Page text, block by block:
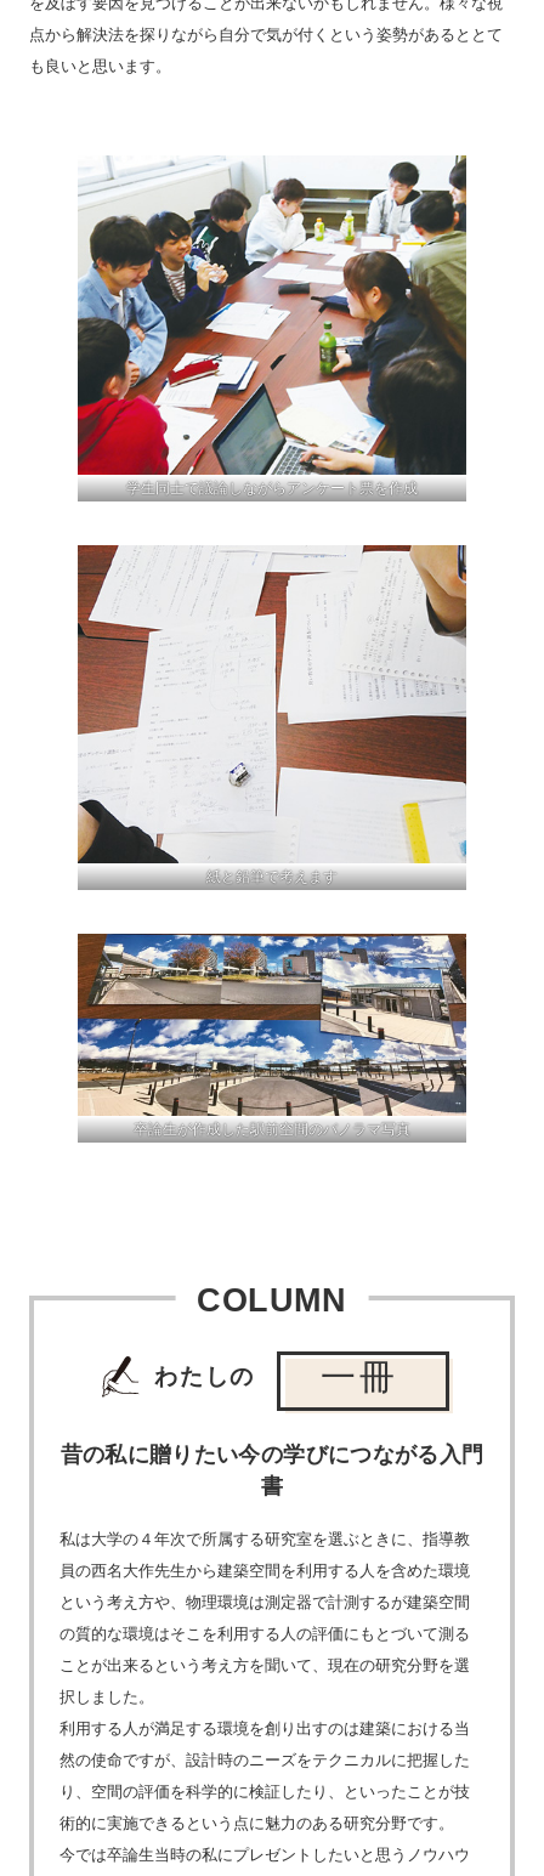
点から解決法を探りながら自分で気が付くという姿勢があるととて
も良いと思います。
学生同士で議論しながらアンケート票を作成
紙と鉛筆で考えます
卒論生が作成した駅前空間のパノラマ写真
COLUMN
わたしの 一冊
昔の私に贈りたい今の学びにつながる入門
書
私は大学の４年次で所属する研究室を選ぶときに、指導教
員の西名大作先生から建築空間を利用する人を含めた環境
という考え方や、物理環境は測定器で計測するが建築空間
の質的な環境はそこを利用する人の評価にもとづいて測る
ことが出来るという考え方を聞いて、現在の研究分野を選
択しました。
利用する人が満足する環境を創り出すのは建築における当
然の使命ですが、設計時のニーズをテクニカルに把握した
り、空間の評価を科学的に検証したり、といったことが技
術的に実施できるという点に魅力のある研究分野です。
今では卒論生当時の私にプレゼントしたいと思うノウハウ